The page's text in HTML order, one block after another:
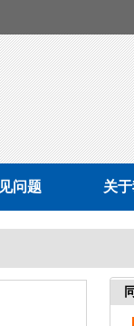
问题 关